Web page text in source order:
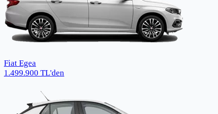
Fiat Egea
1.499.900 TL'den